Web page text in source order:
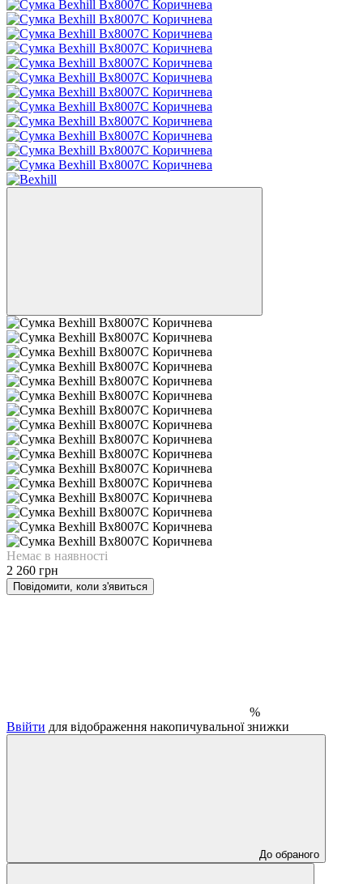
Немає в наявності
2 260 грн
Повідомити, коли з'явиться
%
Ввійти для відображення накопичувальної знижки
До обраного